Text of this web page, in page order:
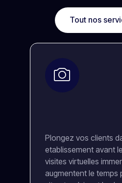
Tout nos
Plongez vos clients
etablissement avant
visites virtuelles
augmentent le temps